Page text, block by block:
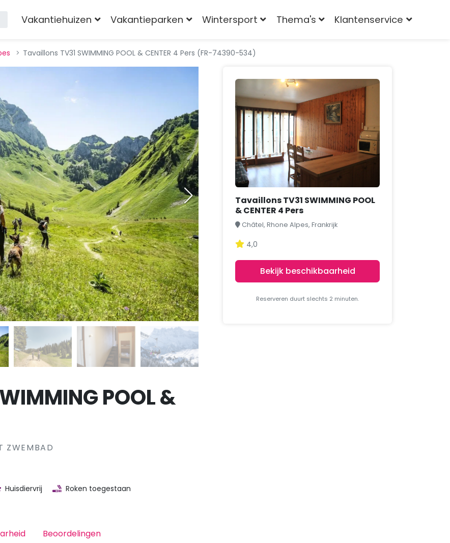
Vakantiehuizen Vakantieparken Wintersport Thema's Klantenservice
Tavaillons TV31 SWIMMING POOL & CENTER 4 Pers (FR-74390-534)
POOL &
ZWEMBAD
Huisdiervrij Roken toegestaan
Beoordelingen
Tavaillons TV31 SWIMMING POOL
& CENTER 4 Pers
Châtel, Rhone Alpes, Frankrijk
4,0
Bekijk beschikbaarheid
Reserveren duurt slechts 2 minuten.